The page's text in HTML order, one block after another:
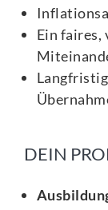
Ein
DEIN